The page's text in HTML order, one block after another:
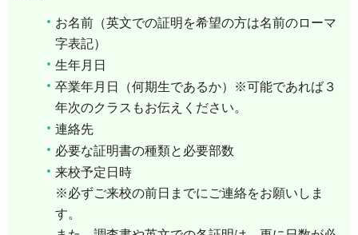
お名前（英文での証明を希望の方は名前のローマ
字表記）
生年月日
卒業年月日（何期生であるか）※可能であれば３
年次のクラスもお伝えください。
連絡先
必要な証明書の種類と必要部数
来校予定日時
※必ずご来校の前日までにご連絡をお願いしま
す。